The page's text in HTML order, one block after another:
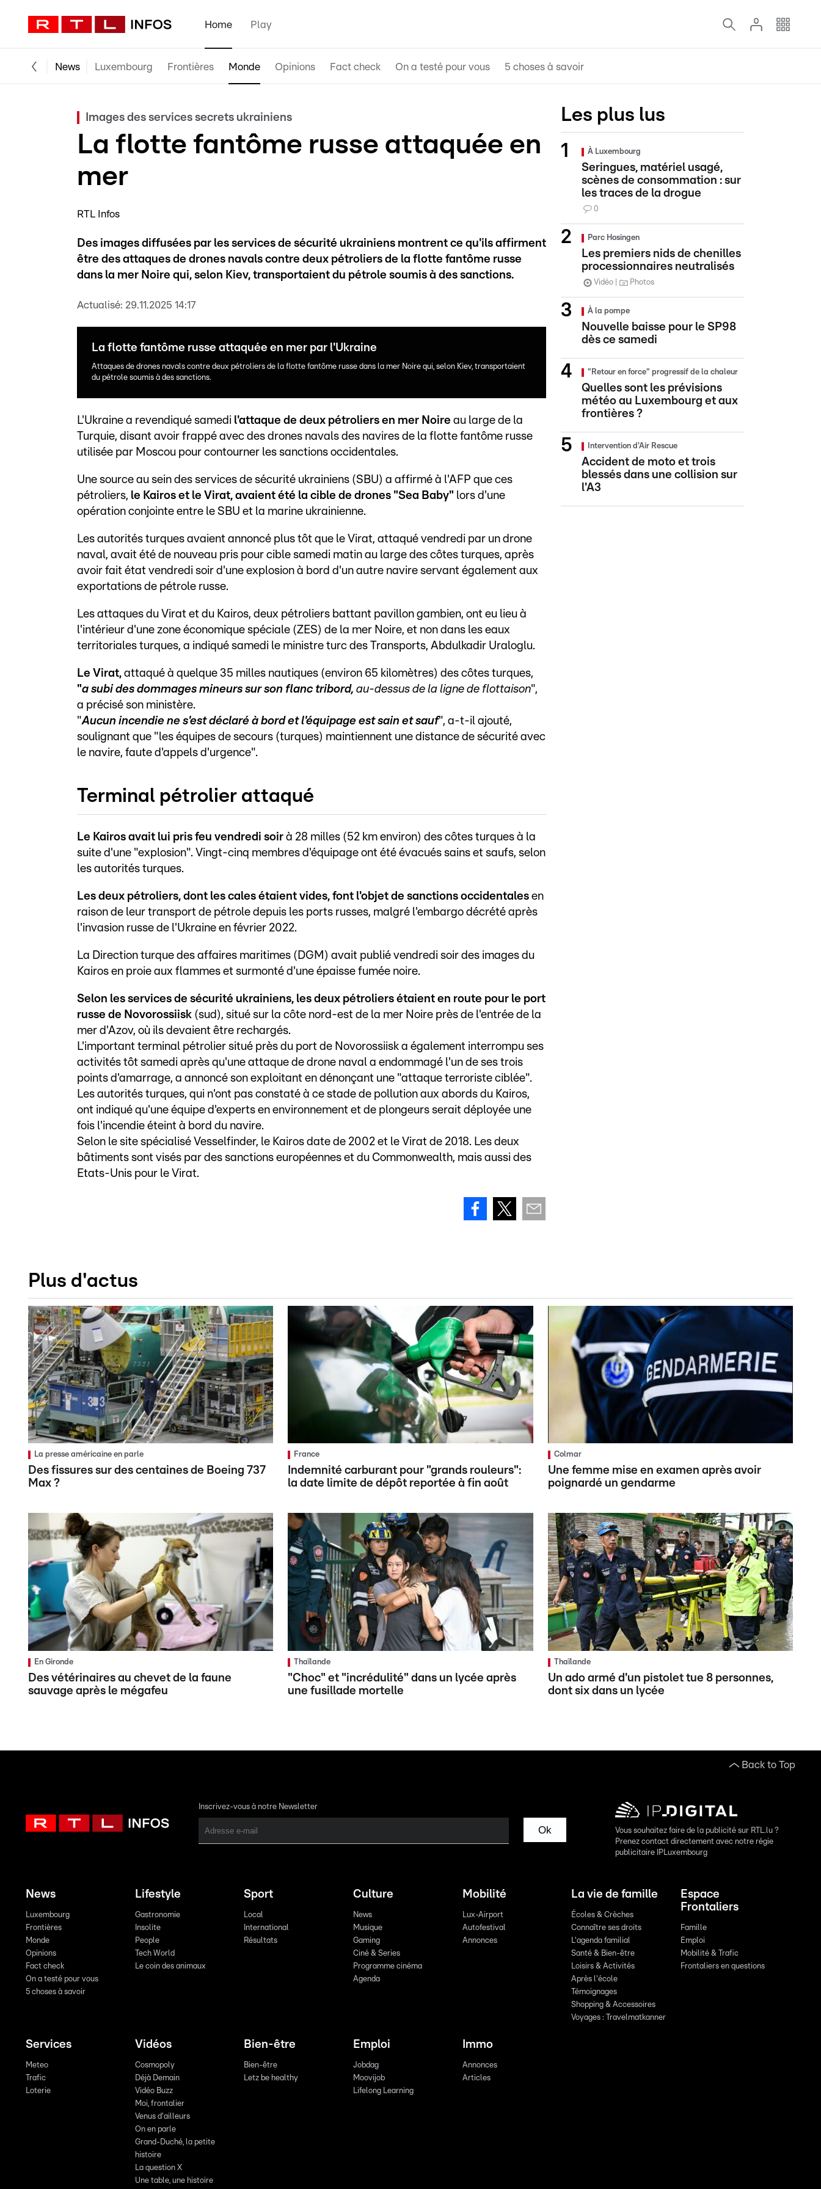
Home Play
News Luxembourg Frontières Monde Opinions Fact check On a testé pour vous 5 choses à savoir
Images des services secrets ukrainiens
La flotte fantôme russe attaquée en
mer
RTL Infos
Des images diffusées par les services de sécurité ukrainiens montrent ce qu'ils affirment
être des attaques de drones navals contre deux pétroliers de la flotte fantôme russe
dans la mer Noire qui, selon Kiev, transportaient du pétrole soumis à des sanctions.
Actualisé: 29.11.2025 14:17
La flotte fantôme russe attaquée en mer par l'Ukraine
Attaques de drones navals contre deux pétroliers de la flotte fantôme russe dans la mer Noire qui, selon Kiev, transportaient
du pétrole soumis à des sanctions.
L'Ukraine a revendiqué samedi l'attaque de deux pétroliers en mer Noire au large de la
Turquie, disant avoir frappé avec des drones navals des navires de la flotte fantôme russe
utilisée par Moscou pour contourner les sanctions occidentales.
Une source au sein des services de sécurité ukrainiens (SBU) a affirmé à l'AFP que ces
pétroliers, le Kairos et le Virat, avaient été la cible de drones "Sea Baby" lors d'une
opération conjointe entre le SBU et la marine ukrainienne.
Les autorités turques avaient annoncé plus tôt que le Virat, attaqué vendredi par un drone
naval, avait été de nouveau pris pour cible samedi matin au large des côtes turques, après
avoir fait état vendredi soir d'une explosion à bord d'un autre navire servant également aux
exportations de pétrole russe.
Les attaques du Virat et du Kairos, deux pétroliers battant pavillon gambien, ont eu lieu à
l'intérieur d'une zone économique spéciale (ZES) de la mer Noire, et non dans les eaux
territoriales turques, a indiqué samedi le ministre turc des Transports, Abdulkadir Uraloglu.
Le Virat, attaqué à quelque 35 milles nautiques (environ 65 kilomètres) des côtes turques,
"a subi des dommages mineurs sur son flanc tribord, au-dessus de la ligne de flottaison",
a précisé son ministère.
"Aucun incendie ne s'est déclaré à bord et l'équipage est sain et sauf", a-t-il ajouté,
soulignant que "les équipes de secours (turques) maintiennent une distance de sécurité avec
le navire, faute d'appels d'urgence".
Terminal pétrolier attaqué
Le Kairos avait lui pris feu vendredi soir à 28 milles (52 km environ) des côtes turques à la
suite d'une "explosion". Vingt-cinq membres d'équipage ont été évacués sains et saufs, selon
les autorités turques.
Les deux pétroliers, dont les cales étaient vides, font l'objet de sanctions occidentales en
raison de leur transport de pétrole depuis les ports russes, malgré l'embargo décrété après
l'invasion russe de l'Ukraine en février 2022.
La Direction turque des affaires maritimes (DGM) avait publié vendredi soir des images du
Kairos en proie aux flammes et surmonté d'une épaisse fumée noire.
Selon les services de sécurité ukrainiens, les deux pétroliers étaient en route pour le port
russe de Novorossiisk (sud), situé sur la côte nord-est de la mer Noire près de l'entrée de la
mer d'Azov, où ils devaient être rechargés.
L'important terminal pétrolier situé près du port de Novorossiisk a également interrompu ses
activités tôt samedi après qu'une attaque de drone naval a endommagé l'un de ses trois
points d'amarrage, a annoncé son exploitant en dénonçant une "attaque terroriste ciblée".
Les autorités turques, qui n'ont pas constaté à ce stade de pollution aux abords du Kairos,
ont indiqué qu'une équipe d'experts en environnement et de plongeurs serait déployée une
fois l'incendie éteint à bord du navire.
Selon le site spécialisé Vesselfinder, le Kairos date de 2002 et le Virat de 2018. Les deux
bâtiments sont visés par des sanctions européennes et du Commonwealth, mais aussi des
Etats-Unis pour le Virat.
Les plus lus
À Luxembourg
Seringues, matériel usagé,
scènes de consommation : sur
les traces de la drogue
0
Parc Hosingen
Les premiers nids de chenilles
processionnaires neutralisés
Vidéo Photos
À la pompe
Nouvelle baisse pour le SP98
dès ce samedi
"Retour en force" progressif de la chaleur
Quelles sont les prévisions
météo au Luxembourg et aux
frontières ?
Intervention d'Air Rescue
Accident de moto et trois
blessés dans une collision sur
l'A3
Plus d'actus
La presse américaine en parle
Des fissures sur des centaines de Boeing 737
Max ?
France
Indemnité carburant pour "grands rouleurs":
la date limite de dépôt reportée à fin août
Colmar
Une femme mise en examen après avoir
poignardé un gendarme
En Gironde
Des vétérinaires au chevet de la faune
sauvage après le mégafeu
Thaïlande
"Choc" et "incrédulité" dans un lycée après
une fusillade mortelle
Thaïlande
Un ado armé d'un pistolet tue 8 personnes,
dont six dans un lycée
Back to Top
Inscrivez-vous à notre Newsletter
Ok
Vous souhaitez faire de la publicité sur RTL.lu ?
Prenez contact directement avec notre régie
publicitaire IPLuxembourg
News
Luxembourg
Frontières
Monde
Opinions
Fact check
On a testé pour vous
5 choses à savoir
Lifestyle
Gastronomie
Insolite
People
Tech World
Le coin des animaux
Sport
Local
International
Résultats
Culture
News
Musique
Gaming
Ciné & Series
Programme cinéma
Agenda
Mobilité
Lux-Airport
Autofestival
Annonces
La vie de famille
Écoles & Crèches
Connaître ses droits
L'agenda familial
Santé & Bien-être
Loisirs & Activités
Après l'école
Témoignages
Shopping & Accessoires
Voyages : Travelmatkanner
Espace
Frontaliers
Famille
Emploi
Mobilité & Trafic
Frontaliers en questions
Services
Meteo
Trafic
Loterie
Vidéos
Cosmopoly
Déjà Demain
Vidéo Buzz
Moi, frontalier
Venus d'ailleurs
On en parle
Grand-Duché, la petite
histoire
La question X
Une table, une histoire
Bien-être
Bien-être
Letz be healthy
Emploi
Jobdag
Moovijob
Lifelong Learning
Immo
Annonces
Articles